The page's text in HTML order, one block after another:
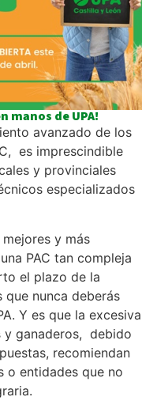
manos de UPA!
avanzado de los
es imprescindible
y provinciales
especializados
y más
PAC tan compleja
el plazo de la
que nunca deberás
Y es que la excesiva
y ganaderos, debido
recomiendan
o entidades que no